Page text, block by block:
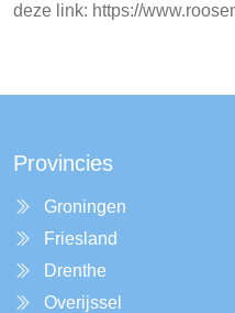
deze link: https://
Provincies
Groningen
Friesland
Drenthe
Overijssel